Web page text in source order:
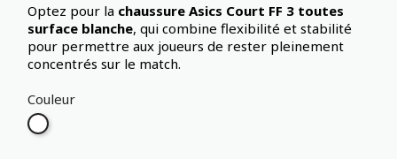
Optez pour la chaussure Asics Court FF 3 toutes
surface blanche, qui combine flexibilité et stabilité
pour permettre aux joueurs de rester pleinement
concentrés sur le match.
Couleur
Blanc